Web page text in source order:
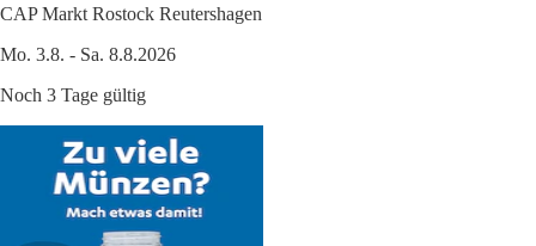
CAP Markt Rostock Reutershagen
Mo. 3.8. - Sa. 8.8.2026
Noch 3 Tage gültig